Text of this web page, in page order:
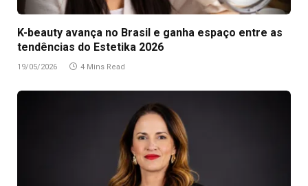
K-beauty avança no Brasil e ganha espaço entre as
tendências do Estetika 2026
19/05/2026 4 Mins Read